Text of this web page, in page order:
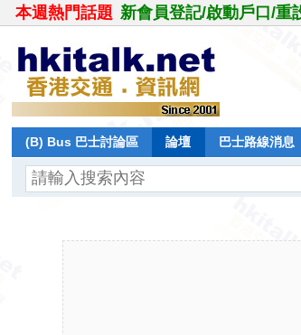
本週熱門話題 新會員登記/啟動戶口/重
(B) Bus 巴士討論區 論壇 巴士路線消息